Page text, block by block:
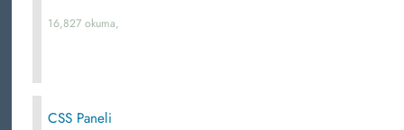
16,827 okuma,
CSS Paneli